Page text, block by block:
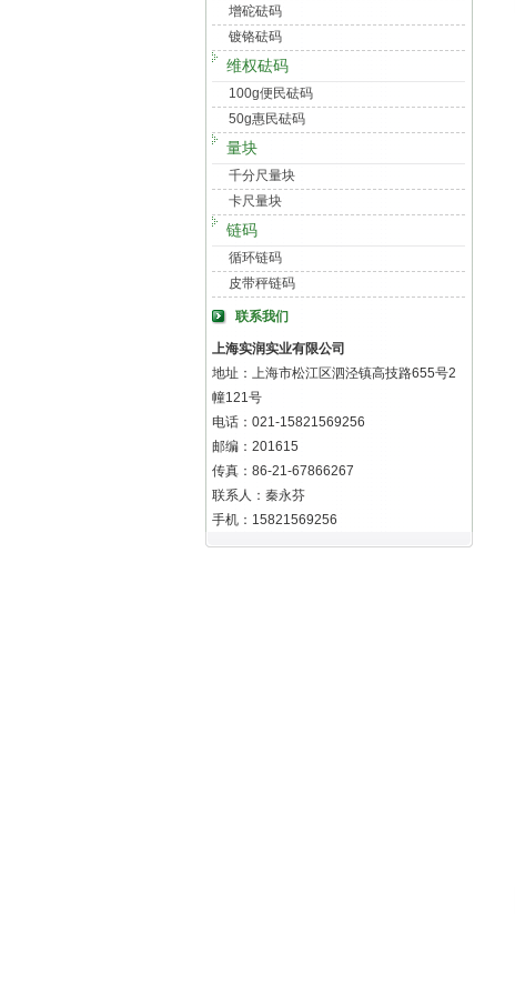
增砣砝码
镀铬砝码
维权砝码
100g便民砝码
50g惠民砝码
量块
千分尺量块
卡尺量块
链码
循环链码
皮带秤链码
联系我们
上海实润实业有限公司
地址：上海市松江区泗泾镇高技路655号2
幢121号
电话：021-15821569256
邮编：201615
传真：86-21-67866267
联系人：秦永芬
手机：15821569256